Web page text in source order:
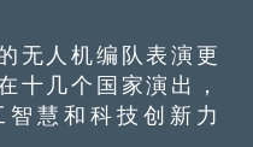
人机编队表演更
十几个国家演出，
慧和科技创新力